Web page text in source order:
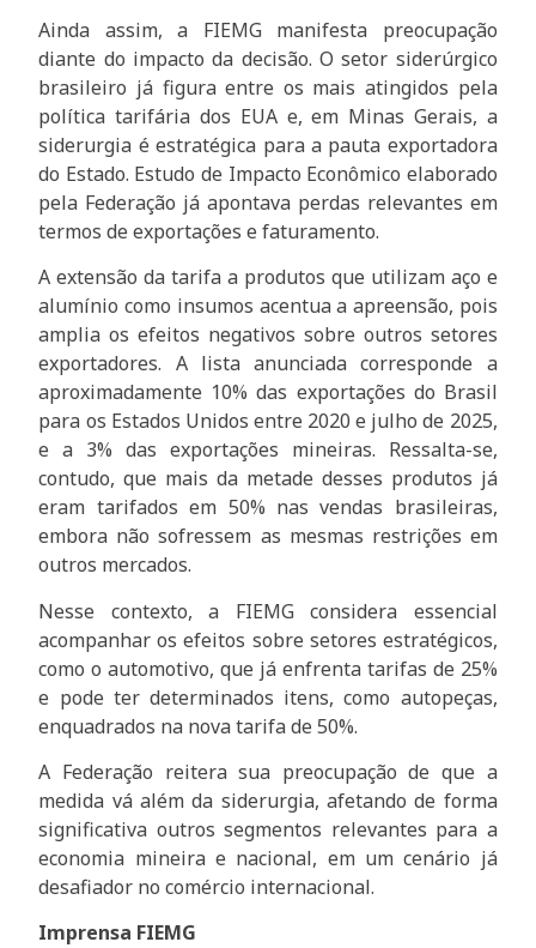
Ainda assim, a FIEMG manifesta preocupação
diante do impacto da decisão. O setor siderúrgico
brasileiro já figura entre os mais atingidos pela
política tarifária dos EUA e, em Minas Gerais, a
siderurgia é estratégica para a pauta exportadora
do Estado. Estudo de Impacto Econômico elaborado
pela Federação já apontava perdas relevantes em
termos de exportações e faturamento.
A extensão da tarifa a produtos que utilizam aço e
alumínio como insumos acentua a apreensão, pois
amplia os efeitos negativos sobre outros setores
exportadores. A lista anunciada corresponde a
aproximadamente 10% das exportações do Brasil
para os Estados Unidos entre 2020 e julho de 2025,
e a 3% das exportações mineiras. Ressalta-se,
contudo, que mais da metade desses produtos já
eram tarifados em 50% nas vendas brasileiras,
embora não sofressem as mesmas restrições em
outros mercados.
Nesse contexto, a FIEMG considera essencial
acompanhar os efeitos sobre setores estratégicos,
como o automotivo, que já enfrenta tarifas de 25%
e pode ter determinados itens, como autopeças,
enquadrados na nova tarifa de 50%.
A Federação reitera sua preocupação de que a
medida vá além da siderurgia, afetando de forma
significativa outros segmentos relevantes para a
economia mineira e nacional, em um cenário já
desafiador no comércio internacional.
Imprensa FIEMG